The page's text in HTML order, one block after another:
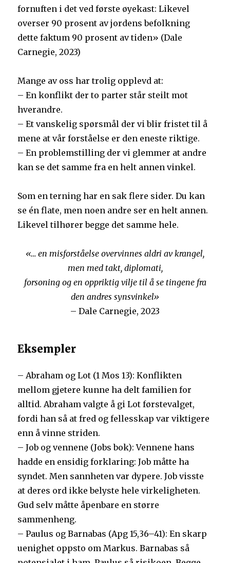
fornuften i det ved første øyekast: Likevel
overser 90 prosent av jordens befolkning
dette faktum 90 prosent av tiden» (Dale
Carnegie, 2023)
Mange av oss har trolig opplevd at:
– En konflikt der to parter står steilt mot
hverandre.
– Et vanskelig spørsmål der vi blir fristet til å
mene at vår forståelse er den eneste riktige.
– En problemstilling der vi glemmer at andre
kan se det samme fra en helt annen vinkel.
Som en terning har en sak flere sider. Du kan
se én flate, men noen andre ser en helt annen.
Likevel tilhører begge det samme hele.
«… en misforståelse overvinnes aldri av krangel,
men med takt, diplomati,
forsoning og en oppriktig vilje til å se tingene fra
den andres synsvinkel»
– Dale Carnegie, 2023
Eksempler
– Abraham og Lot (1 Mos 13): Konflikten
mellom gjetere kunne ha delt familien for
alltid. Abraham valgte å gi Lot førstevalget,
fordi han så at fred og fellesskap var viktigere
enn å vinne striden.
– Job og vennene (Jobs bok): Vennene hans
hadde en ensidig forklaring: Job måtte ha
syndet. Men sannheten var dypere. Job visste
at deres ord ikke belyste hele virkeligheten.
Gud selv måtte åpenbare en større
sammenheng.
– Paulus og Barnabas (Apg 15,36–41): En skarp
uenighet oppsto om Markus. Barnabas så